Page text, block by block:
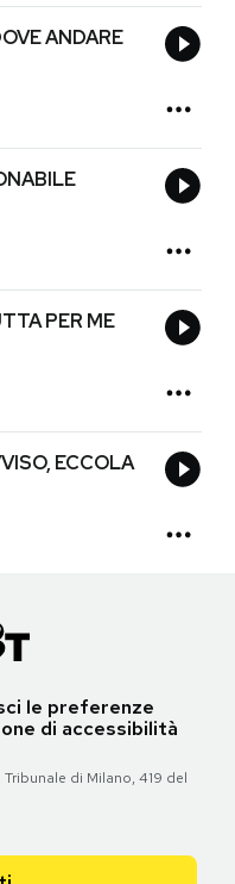
ANDARE
PER ME
ECCOLA
le preferenze
di accessibilità
di Milano, 419 del